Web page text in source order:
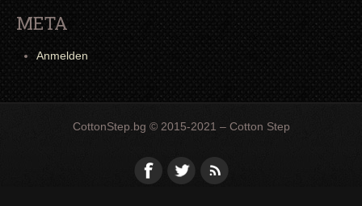
META
Anmelden
CottonStep.bg © 2015-2021 – Cotton Step